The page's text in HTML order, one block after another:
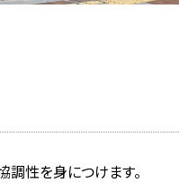
調性を身につけます。